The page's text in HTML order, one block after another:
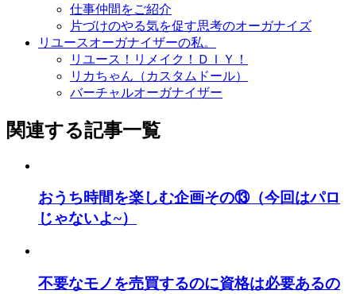
仕事仲間をご紹介
片づけのやる気を促す思考のオーガナイズ
リユースオーガナイザーの私。
リユース！リメイク！ＤＩＹ！
リカちゃん（カスタムドール）
バーチャルオーガナイザー
関連する記事一覧
おうち時間を楽しむ企画その⑬（今回はパロ
じゃないよ~）
不要なモノを売買するのに資格は必要あるの